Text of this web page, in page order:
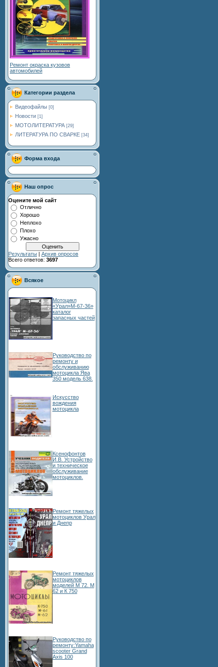
Ремонт окраска кузовов
автомобилей
Категории раздела
Видеофайлы [0]
Новости [1]
МОТОЛИТЕРАТУРА [29]
ЛИТЕРАТУРА ПО СВАРКЕ [34]
Форма входа
Наш опрос
Оцените мой сайт
Отлично
Хорошо
Неплохо
Плохо
Ужасно
Результаты
Архив опросов
Всего ответов: 3697
Всякое
Мотоцикл
«Урал»М-67-36»
каталог
запасных частей
Руководство по
ремонту и
обслуживанию
мотоцикла Ява
350 модель 638.
Искусство
вождения
мотоцикла
Ксенофонтов
И.В. Устройство
и техническое
обслуживание
мотоциклов.
Ремонт тяжелых
мотоциклов Урал
и Днепр
Ремонт тяжелых
мотоциклов
моделей М 72. М
62 и К 750
Руководство по
ремонту:Yamaha
scooter Grand
Axis 100